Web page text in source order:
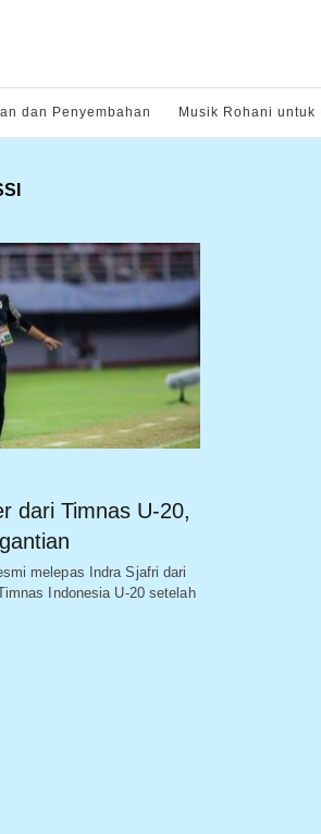
dan Penyembahan Musik Rohani untuk
dari Timnas U-20,
melepas Indra Sjafri dari
Indonesia U-20 setelah